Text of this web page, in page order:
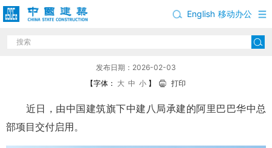
移动办公
English
中建八局承建的阿里巴巴华中总部项目交付启用
发布日期：2026-02-03
【字体： 大 中 小 】 打印
近日，由中国建筑旗下中建八局承建的阿里巴巴华中总
部项目交付启用。